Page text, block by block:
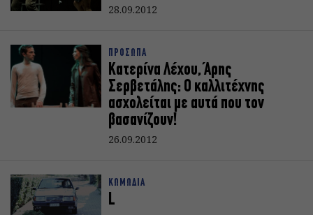
28.09.2012
ΠΡΟΣΩΠΑ
Κατερίνα Λέχου, Άρης
Σερβετάλης: Ο καλλιτέχνης
ασχολείται με αυτά που τον
βασανίζουν!
26.09.2012
ΚΩΜΩΔΙΑ
L